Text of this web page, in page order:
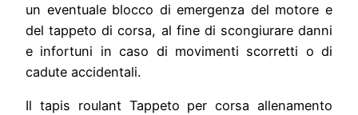
un eventuale blocco di emergenza del motore e
del tappeto di corsa, al fine di scongiurare danni
e infortuni in caso di movimenti scorretti o di
cadute accidentali.
Il tapis roulant Tappeto per corsa allenamento